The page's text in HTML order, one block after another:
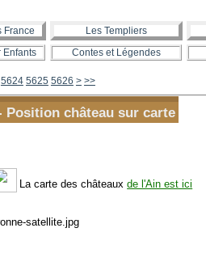
France Les Templiers
Enfants Contes et Légendes
5624 5625 5626 > >>
Position château sur carte
La carte des châteauxde l'Ain est ici